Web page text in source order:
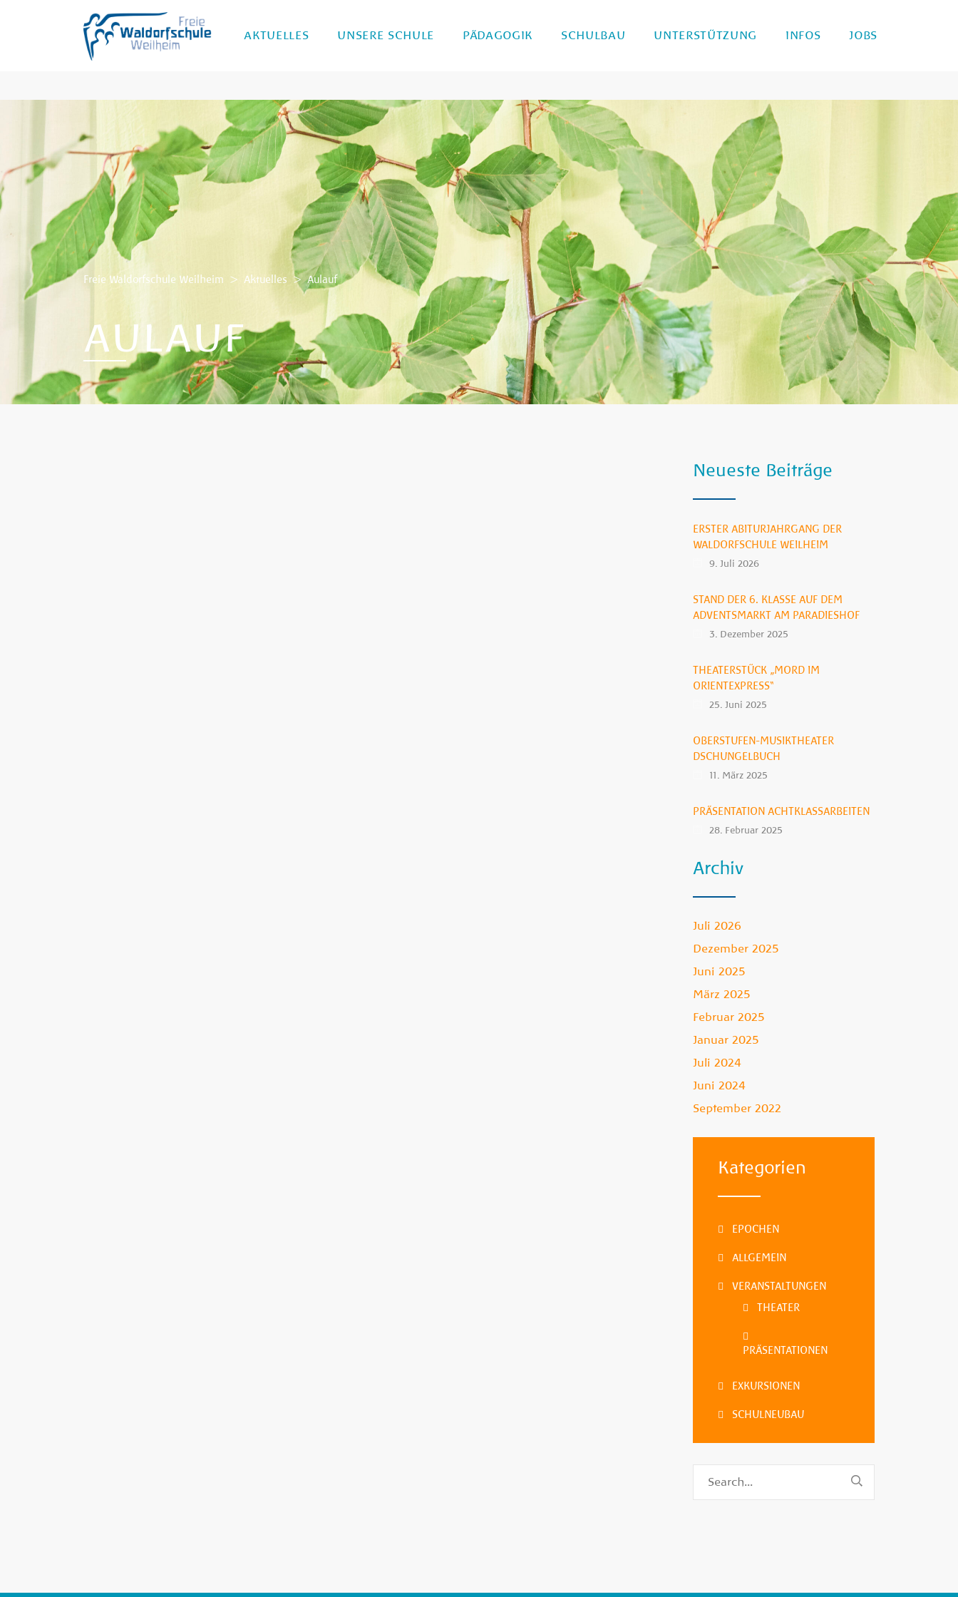
AKTUELLES UNSERE SCHULE PÄDAGOGIK SCHULBAU UNTERSTÜTZUNG INFOS JOBS
Freie Waldorfschule Weilheim > Aktuelles > Aulauf
AULAUF
Neueste Beiträge
ERSTER ABITURJAHRGANG DER
WALDORFSCHULE WEILHEIM
9. Juli 2026
STAND DER 6. KLASSE AUF DEM
ADVENTSMARKT AM PARADIESHOF
3. Dezember 2025
THEATERSTÜCK „MORD IM
ORIENTEXPRESS“
25. Juni 2025
OBERSTUFEN-MUSIKTHEATER
DSCHUNGELBUCH
11. März 2025
PRÄSENTATION ACHTKLASSARBEITEN
28. Februar 2025
Archiv
Juli 2026
Dezember 2025
Juni 2025
März 2025
Februar 2025
Januar 2025
Juli 2024
Juni 2024
September 2022
Kategorien
EPOCHEN
ALLGEMEIN
VERANSTALTUNGEN
THEATER
PRÄSENTATIONEN
EXKURSIONEN
SCHULNEUBAU